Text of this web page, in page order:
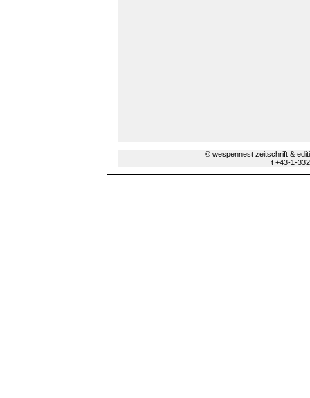
© wespennest zeitschrift &
t +43-1-